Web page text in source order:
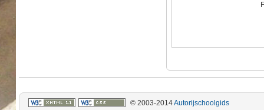
© 2003-2014Autorijschoolgids